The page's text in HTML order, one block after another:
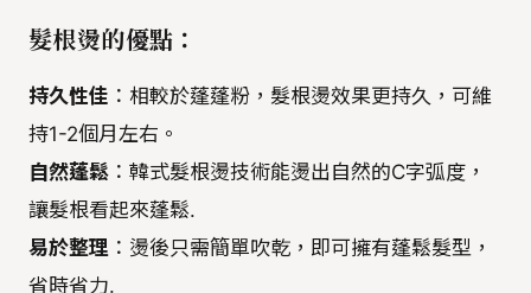
髮根燙的優點：
持久性佳 ：相較於蓬蓬粉，髮根燙效果更持久，可維
持1-2個月左右。
自然蓬鬆 ：韓式髮根燙技術能燙出自然的C字弧度，
讓髮根看起來蓬鬆.
易於整理 ：燙後只需簡單吹乾，即可擁有蓬鬆髮型，
省時省力.